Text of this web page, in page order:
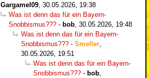
Gargamel09 30.05.2026, 19:38
Was ist denn das für ein Bayern-
Snobbismus??? - bob 30.05.2026, 19:48
Was ist denn das für ein Bayern-
Snobbismus??? - Smeller
30.05.2026, 19:51
Was ist denn das für ein Bayern-
Snobbismus??? - bob